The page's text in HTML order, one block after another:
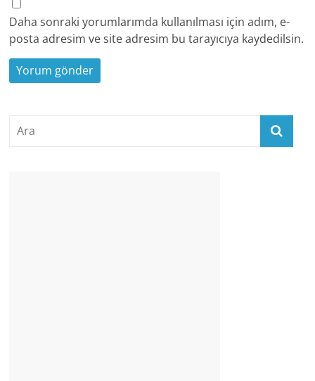
Daha sonraki yorumlarımda kullanılması için adım, e-
posta adresim ve site adresim bu tarayıcıya kaydedilsin.